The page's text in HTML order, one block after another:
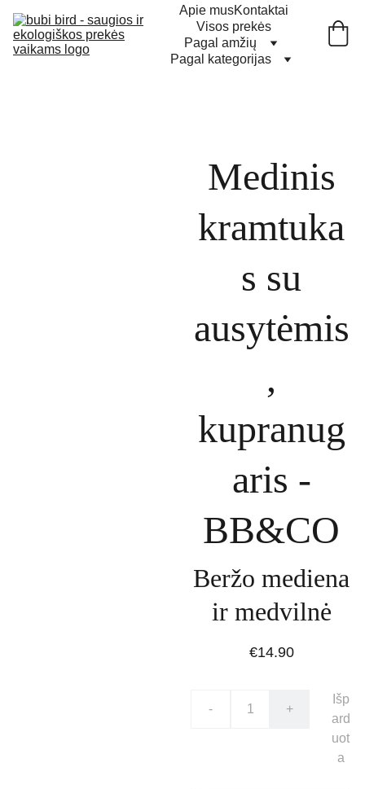
Apie musKontaktai
Visos prekės
Pagal amžių
Pagal kategorijas
Medinis
kramtuka
s su
ausytėmis
,
kupranug
aris -
BB&CO
Beržo mediena
ir medvilnė
€14.90
- +
Išp
ard
uot
a